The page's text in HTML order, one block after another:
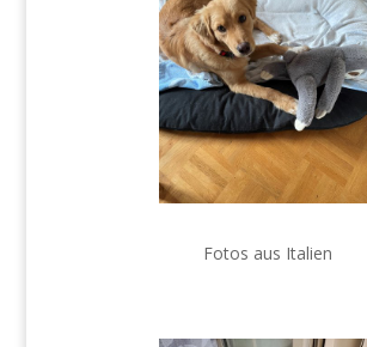
Fotos aus Italien